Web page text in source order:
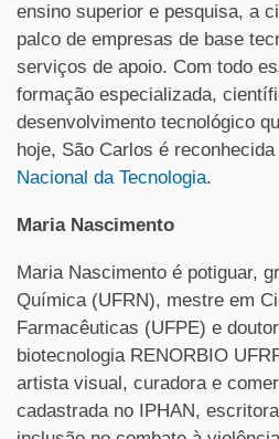
ensino superior e pesquisa, a
palco de empresas de base
serviços de apoio. Com todo
formação especializada,
desenvolvimento tecnológico
hoje, São Carlos é
Nacional da Tecnologia.
Maria Nascimento
Maria Nascimento é potiguar,
Química (UFRN), mestre em
Farmacêuticas (UFPE) e
biotecnologia RENORBIO
artista visual, curadora e
cadastrada no IPHAN,